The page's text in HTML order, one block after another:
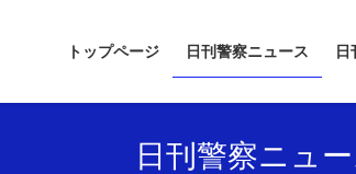
トップページ 日刊警察ニュース 日
日刊警察ニュー